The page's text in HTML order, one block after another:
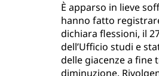
È apparso in lieve
hanno fatto
dichiara flessioni, il
dell’Ufficio studi e
delle giacenze a fine
diminuzione.